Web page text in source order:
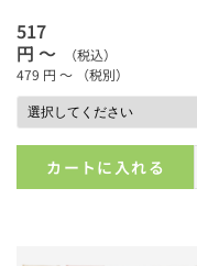
517
円 ～
（税込）
479 円 ～ （税別）
カートに入れる